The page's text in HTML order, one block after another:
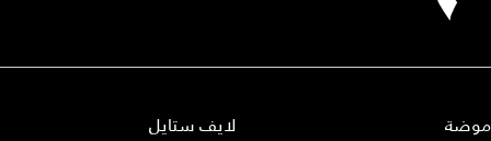
موضة
لايف ستايل